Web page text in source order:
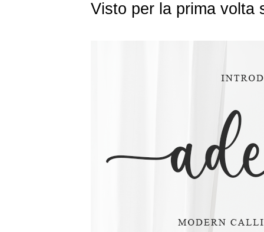
Visto per la prima volta